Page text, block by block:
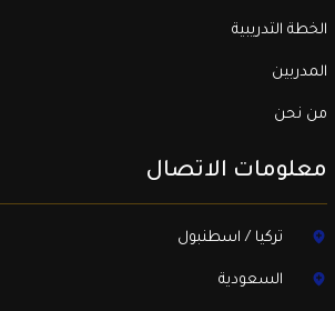
الخطة التدريبية
المدربين
من نحن
معلومات الاتصال
تركيا / اسطنبول
السعودية